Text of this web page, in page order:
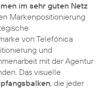
im sehr guten Netz
Markenpositionierung
von Telefónica
und
mit der Agentur
Das visuelle
, die jeder